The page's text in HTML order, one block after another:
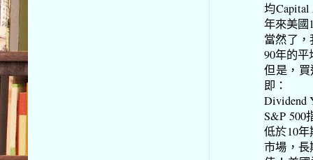
均
年來美國
當然了
90年的平
但是，
即：
Dividend
S&P 500
低於10
市場，